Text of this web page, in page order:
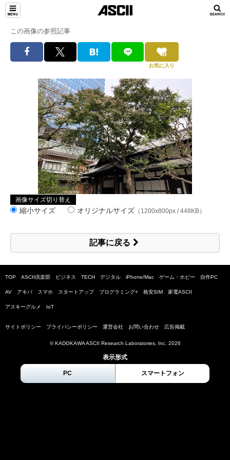
この画像の参照記事
お気に入り
画像サイズ切り替え
縮小サイズ オリジナルサイズ （1200x800px / 448KB）
記事に戻る
TOP ASCII倶楽部 ビジネス TECH デジタル iPhone/Mac ゲーム・ホビー 自作PC
AV アキバ スマホ スタートアップ プログラミング+ 格安SIM 家電ASCII
アスキーグルメ IoT
サイトポリシー プライバシーポリシー 運営会社 お問い合わせ 広告掲載
© KADOKAWA ASCII Research Laboratories, Inc. 2026
表示形式
PC スマートフォン